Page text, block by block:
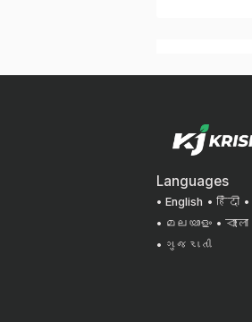
Languages
English हिंदी
മലയാളം
বাংলা
ગુજરાતી